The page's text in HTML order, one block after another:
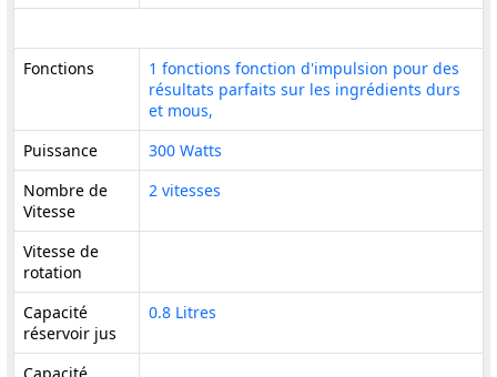
Fonctions
1 fonctions fonction d'impulsion pour des
résultats parfaits sur les ingrédients durs
et mous,
Puissance
300 Watts
Nombre de
Vitesse
2 vitesses
Vitesse de
rotation
Capacité
réservoir jus
0.8 Litres
Capacité